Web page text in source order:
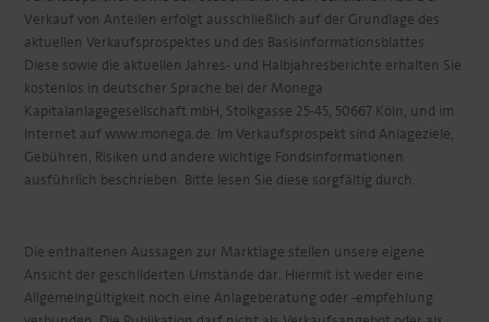
Verkauf von Anteilen erfolgt ausschließlich auf der Grundlage des
aktuellen Verkaufsprospektes und des Basisinformationsblattes.
Diese sowie die aktuellen Jahres- und Halbjahresberichte erhalten Sie
kostenlos in deutscher Sprache bei der Monega
Kapitalanlagegesellschaft mbH, Stolkgasse 25-45, 50667 Köln, und im
Internet auf www.monega.de. Im Verkaufsprospekt sind Anlageziele,
Gebühren, Risiken und andere wichtige Fondsinformationen
ausführlich beschrieben. Bitte lesen Sie diese sorgfältig durch.
Die enthaltenen Aussagen zur Marktlage stellen unsere eigene
Ansicht der geschilderten Umstände dar. Hiermit ist weder eine
Allgemeingültigkeit noch eine Anlageberatung oder -empfehlung